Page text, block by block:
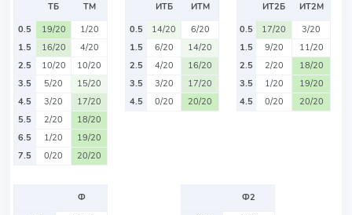
ТБ
ТМ
0.5
19/20
1/20
1.5
16/20
4/20
2.5
10/20
10/20
3.5
5/20
15/20
4.5
3/20
17/20
5.5
2/20
18/20
6.5
1/20
19/20
7.5
0/20 20/20
ИТБ
ИТМ
0.5
14/20
6/20
1.5
6/20
14/20
2.5
4/20
16/20
3.5
3/20
17/20
4.5
0/20 20/20
ИТ2Б
ИТ2М
0.5
17/20
3/20
1.5
9/20
11/20
2.5
2/20
18/20
3.5
1/20
19/20
4.5
0/20 20/20
Ф
Ф2